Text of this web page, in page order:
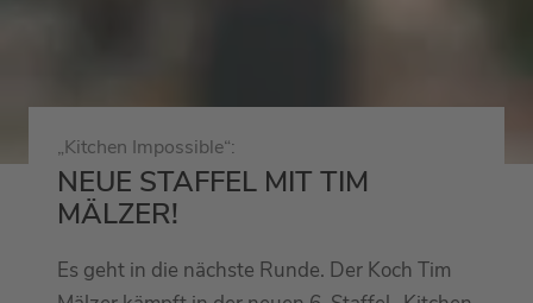
„Kitchen Impossible“:
NEUE STAFFEL MIT TIM
MÄLZER!
Es geht in die nächste Runde. Der Koch Tim